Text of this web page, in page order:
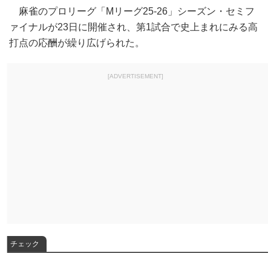
麻雀のプロリーグ「Mリーグ25‐26」シーズン・セミフ
ァイナルが23日に開催され、第1試合で史上まれにみる高
打点の応酬が繰り広げられた。
[ADVERTISEMENT]
チェック